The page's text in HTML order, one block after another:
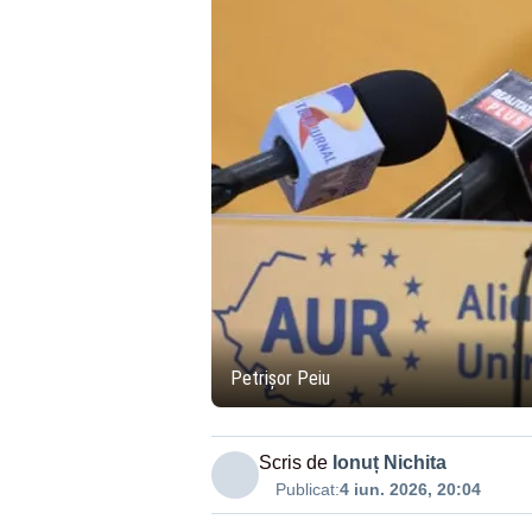
Petrișor Peiu
Scris de Ionuț Nichita
Publicat:4 iun. 2026, 20:04